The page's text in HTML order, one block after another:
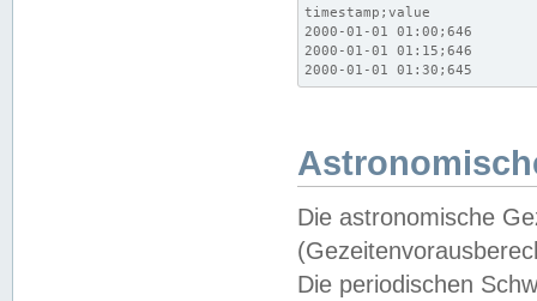
timestamp;value
2000-01-01 01:00;646
2000-01-01 01:15;646
2000-01-01 01:30;645
Die astronomische
Die periodischen